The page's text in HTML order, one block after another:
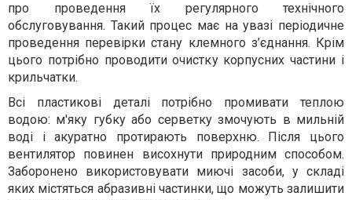
про проведення їх регулярного технічного
обслуговування. Такий процес має на увазі періодичне
проведення перевірки стану клемного з’єднання. Крім
цього потрібно проводити очистку корпусних частини і
крильчатки.
Всі пластикові деталі потрібно промивати теплою
водою: м'яку губку або серветку змочують в мильній
воді і акуратно протирають поверхню. Після цього
вентилятор повинен висохнути природним способом.
Заборонено використовувати миючі засоби, у складі
яких містяться абразивні частинки, що можуть залишити